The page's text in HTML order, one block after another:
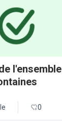
l'ensemble
0